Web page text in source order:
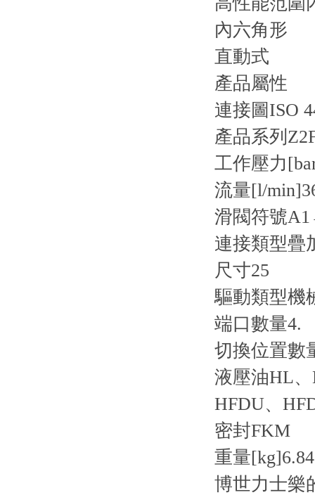
內六角形
直動式
產品屬性
連接圖ISO
產品系列
工作壓力
流量[l/min]
滑閥符號
連接類型疊
尺寸25
驅動類型機
端口數量4.
切換位置數
液壓油HL、
HFDU、
密封FKM
重量[kg]6.84
博世力士樂